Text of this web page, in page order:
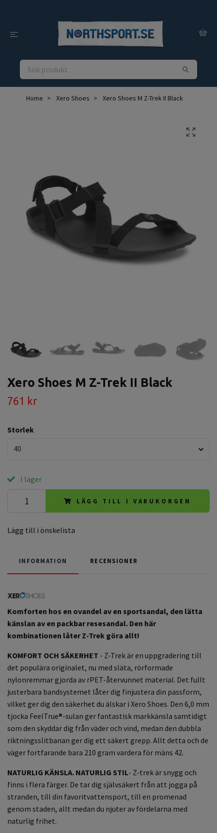
Home Xero Shoes Xero Shoes M Z-Trek II Black
Xero Shoes M Z-Trek II Black
761 kr
Storlek
40
I lager
LÄGG TILL I VARUKORGEN
Lägg till i önskelista
INFORMATION RECENSIONER
Komforten hos en ovandel av en sportsandal, den lätta
känslan av en packbar resesandal. Den här
kombinationen låter Z-Trek göra allt!
KOMFORT OCH SÄKERHET - Z-Trek är en uppgradering till
det populära originalet, nu med släta, rörformade
nylonremmar gjorda av rPET-återvunnet material. Det fullt
justerbara bandsystemet låter dig finjustera din passform,
vilket ger dig den säkerhet du älskar i Xero Shoes. Den 6,0 mm
tjocka FeelTrue®-sulan ger fantastisk markkänsla samtidigt
som den skyddar dig från väder och vind, medan den dubbla
riktningsslitbanan ger dig ett säkert grepp. Allt detta och de
väger fortfarande bara 210 gram vardera för mäns 42.
NATURLIG KÄNSLA. NATURLIG STIL- Z-trek är snygg och
finns i flera färger. De tar dig självsäkert från att jogga på
stranden, till din favoritvattensport, till en promenad
genom staden, allt medan du njuter av fördelarna med
naturlig frihet.